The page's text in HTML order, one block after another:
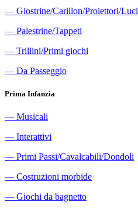
― Giostrine/Carillon/Proiettori/Luci
― Palestrine/Tappeti
― Trillini/Primi giochi
― Da Passeggio
Prima Infanzia
― Musicali
― Interattivi
― Primi Passi/Cavalcabili/Dondoli
― Costruzioni morbide
― Giochi da bagnetto